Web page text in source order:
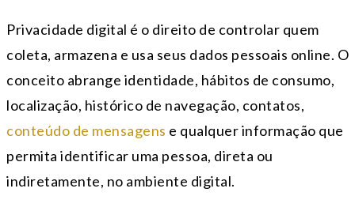
Privacidade digital é o direito de controlar quem
coleta, armazena e usa seus dados pessoais online. O
conceito abrange identidade, hábitos de consumo,
localização, histórico de navegação, contatos,
conteúdo de mensagens e qualquer informação que
permita identificar uma pessoa, direta ou
indiretamente, no ambiente digital.